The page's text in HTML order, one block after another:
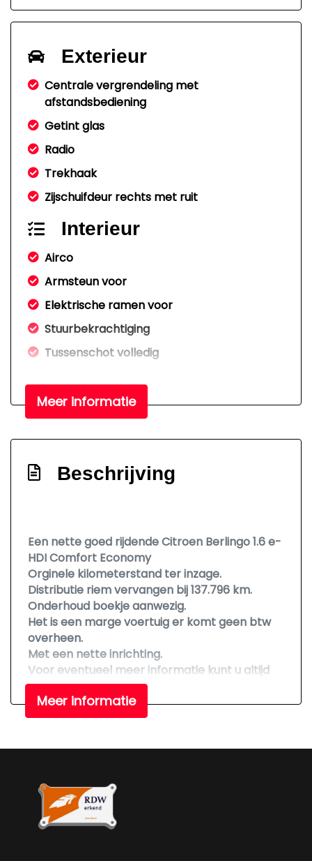
Exterieur
Centrale vergrendeling met
afstandsbediening
Getint glas
Radio
Trekhaak
Zijschuifdeur rechts met ruit
Interieur
Airco
Armsteun voor
Elektrische ramen voor
Stuurbekrachtiging
Tussenschot volledig
Overige
Anti blokkeer systeem
Anti doorslip regeling
Elektronisch stabiliteits programma
Meer informatie
Beschrijving
Een nette goed rijdende Citroen Berlingo 1.6 e-
HDI Comfort Economy
Orginele kilometerstand ter inzage.
Distributie riem vervangen bij 137.796 km.
Onderhoud boekje aanwezig.
Het is een marge voertuig er komt geen btw
overheen.
Met een nette inrichting.
Voor eventueel meer informatie kunt u altijd
langs komen of bellen.
Meer informatie